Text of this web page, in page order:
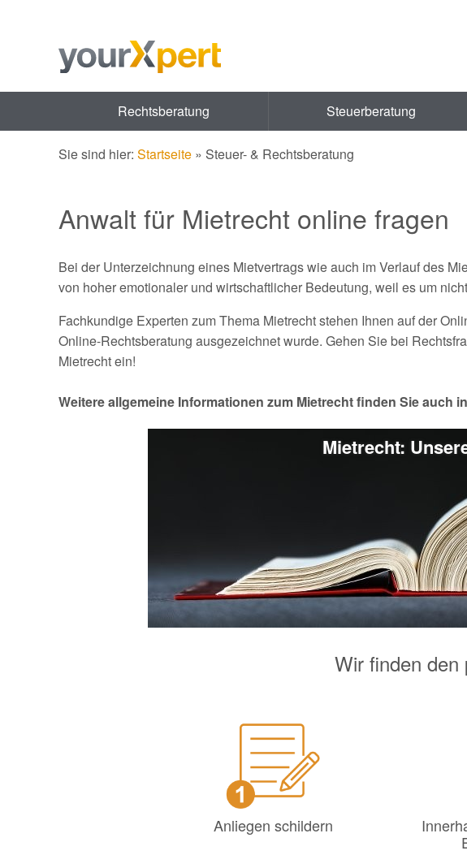
Rechtsberatung Steuerberatung
Sie sind hier: Startseite » Steuer- & Rechtsberatung
Anwalt für Mietrecht online fragen
Bei der Unterzeichnung eines Mietvertrags wie auch im Verlauf des
von hoher emotionaler und wirtschaftlicher Bedeutung, weil es um
Fachkundige Experten zum Thema Mietrecht stehen Ihnen auf der
Online-Rechtsberatung ausgezeichnet wurde. Gehen Sie bei
Mietrecht ein!
Weitere allgemeine Informationen zum Mietrecht finden Sie auch
Mietrecht:
Wir finden den
Anliegen schildern